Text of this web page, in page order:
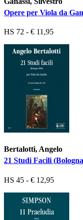
Opere per Viola da
HS 72 - € 11,95
Bertalotti, Angelo
21 Studi Facili
HS 45 - € 12,95